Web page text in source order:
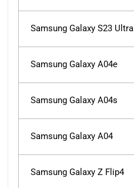
Samsung Galaxy S23 Ultra
Samsung Galaxy A04e
Samsung Galaxy A04s
Samsung Galaxy A04
Samsung Galaxy Z Flip4